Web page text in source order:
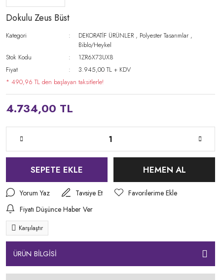
Dokulu Zeus Büst
Kategori DEKORATİF ÜRÜNLER , Polyester Tasarımlar ,
Biblo/Heykel
Stok Kodu
1ZR6X73UX8
Fiyat
3.945,00 TL + KDV
* 490,96 TL den başlayan taksitlerle!
4.734,00 TL
SEPETE EKLE HEMEN AL
Yorum Yaz
Tavsiye Et
Fiyatı Düşünce Haber Ver
Karşılaştır
ÜRÜN BİLGİSİ